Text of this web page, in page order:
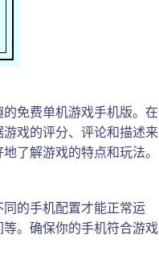
免费单机游戏手机版。在
戏的评分、评论和描述来
了解游戏的特点和玩法。
的手机配置才能正常运
。确保你的手机符合游戏